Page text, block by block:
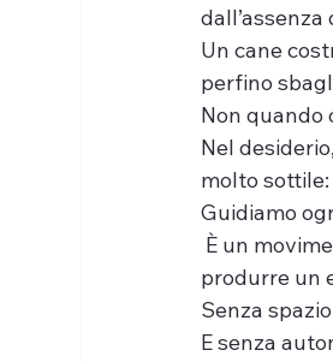
Un cane
perfino
Non quando
Nel
molto
Guidiamo
È un
produrre un
Senza
E senza